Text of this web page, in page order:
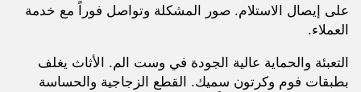
على إيصال الاستلام. صور المشكلة وتواصل فوراً مع خدمة
العملاء.
التعبئة والحماية عالية الجودة في وست الم. الأثاث يغلف
بطبقات فوم وكرتون سميك. القطع الزجاجية والحساسة